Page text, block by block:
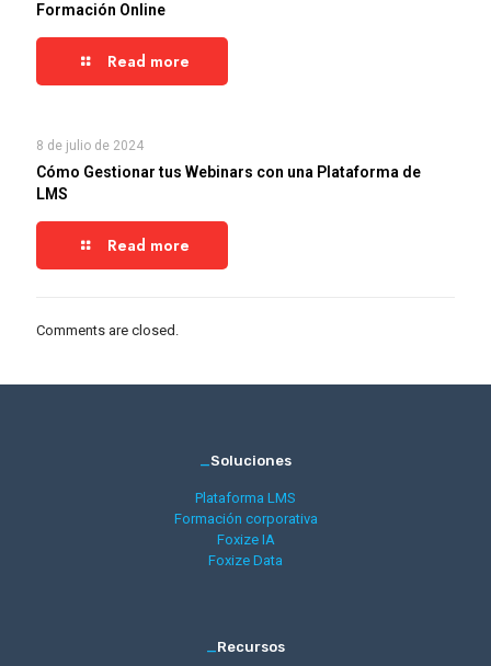
Formación Online
Read more
8 de julio de 2024
Cómo Gestionar tus Webinars con una Plataforma de
LMS
Read more
Comments are closed.
_Soluciones
Plataforma LMS
Formación corporativa
Foxize IA
Foxize Data
_Recursos